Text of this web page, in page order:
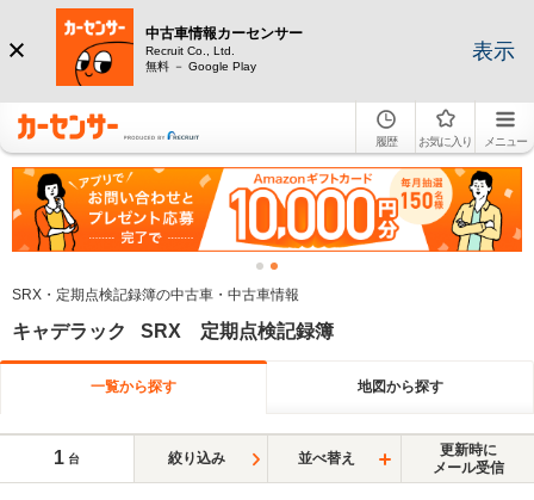
中古車情報カーセンサー
Recruit Co., Ltd.
無料 － Google Play
表示
履歴 お気に入り メニュー
SRX・定期点検記録簿の中古車・中古車情報
キャデラック SRX 定期点検記録簿
一覧から探す 地図から探す
1 台 絞り込み 並べ替え
更新時に
メール受信